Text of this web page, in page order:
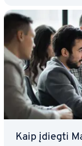
Kaip įdiegti